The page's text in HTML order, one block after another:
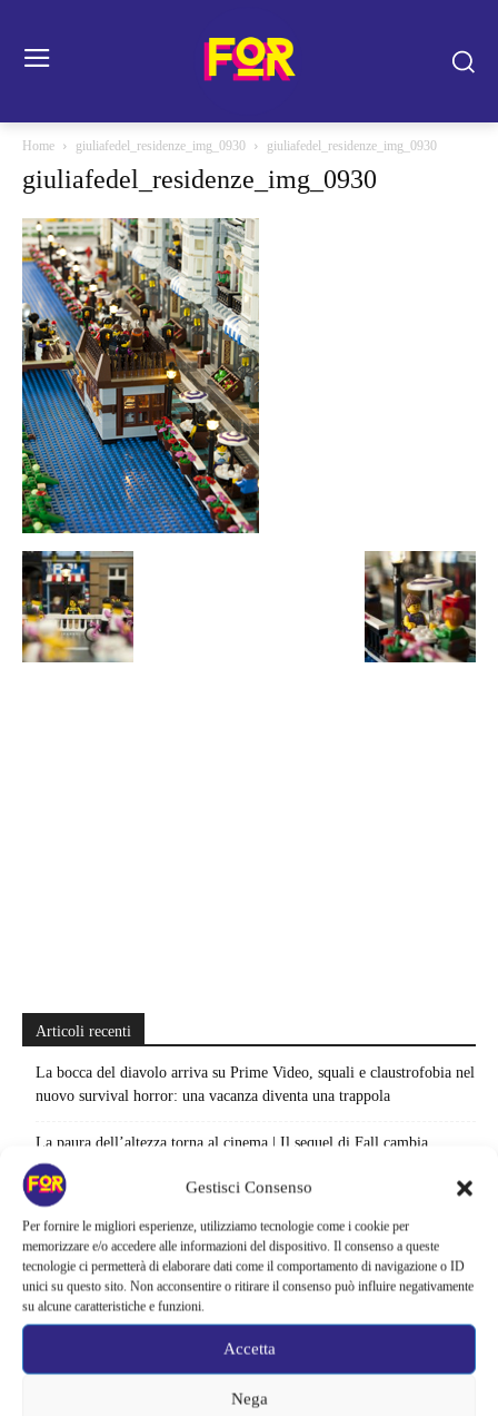
Gestisci Consenso
Per fornire le migliori esperienze, utilizziamo tecnologie come i cookie per
memorizzare e/o accedere alle informazioni del dispositivo. Il consenso a queste
tecnologie ci permetterà di elaborare dati come il comportamento di navigazione o ID
unici su questo sito. Non acconsentire o ritirare il consenso può influire negativamente
su alcune caratteristiche e funzioni.
Accetta
Nega
Home giuliafedel_residenze_img_0930 giuliafedel_residenze_img_0930
giuliafedel_residenze_img_0930
Articoli recenti
La bocca del diavolo arriva su Prime Video, squali e claustrofobia nel
nuovo survival horror: una vacanza diventa una trappola
La paura dell’altezza torna al cinema | Il sequel di Fall cambia
scenario: una nuova sfida senza via di fuga
Sony ferma i film sui personaggi di Spider-Man, nessun nuovo
progetto è in sviluppo: cosa resta dell’esperimento
Netflix saluta 16 titoli ad agosto 2026 | 3 serie e 13 film lasciano il
catalogo: le date da segnare per l’ultimo rewatch
Netflix indaga sul lato oscuro del pollo fritto | Mo Gilligan affronta
84 pasti in 28 giorni: da guardare subito